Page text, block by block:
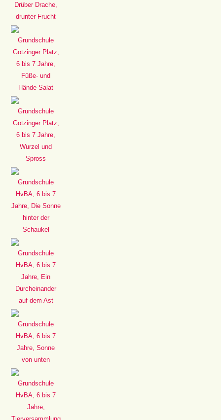
Drüber Drache,
drunter Frucht
Grundschule
Gotzinger Platz,
6 bis 7 Jahre,
Füße- und
Hände-Salat
Grundschule
Gotzinger Platz,
6 bis 7 Jahre,
Wurzel und
Spross
Grundschule
HvBA, 6 bis 7
Jahre, Die Sonne
hinter der
Schaukel
Grundschule
HvBA, 6 bis 7
Jahre, Ein
Durcheinander
auf dem Ast
Grundschule
HvBA, 6 bis 7
Jahre, Sonne
von unten
Grundschule
HvBA, 6 bis 7
Jahre,